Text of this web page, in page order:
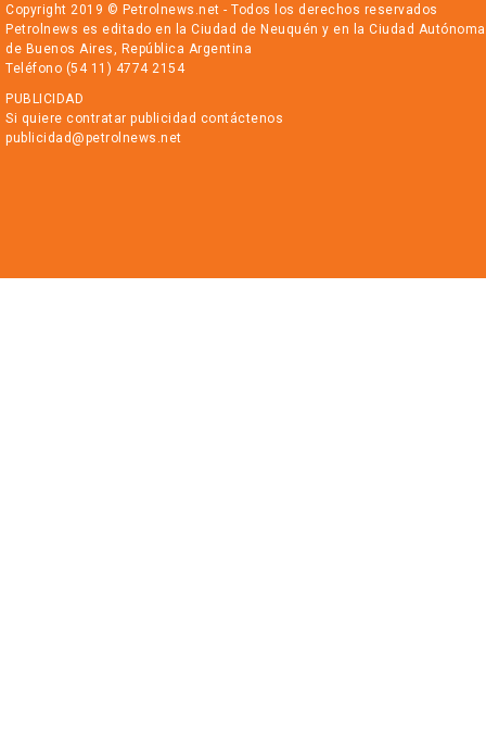
Copyright 2019 © Petrolnews.net - Todos los derechos reservados
Petrolnews es editado en la Ciudad de Neuquén y en la Ciudad Autónoma
de Buenos Aires, República Argentina
Teléfono (54 11) 4774 2154
PUBLICIDAD
Si quiere contratar publicidad contáctenos
publicidad@petrolnews.net